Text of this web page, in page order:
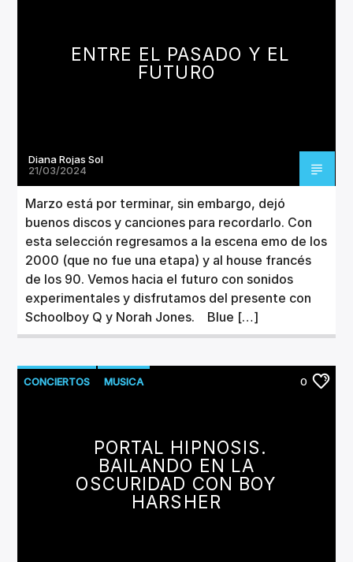
ARTISTA
Invencible Radio
ENTRE EL PASADO Y EL
FUTURO
Diana Rojas Sol
21/03/2024
Marzo está por terminar, sin embargo, dejó
buenos discos y canciones para recordarlo. Con
esta selección regresamos a la escena emo de los
2000 (que no fue una etapa) y al house francés
de los 90. Vemos hacia el futuro con sonidos
experimentales y disfrutamos del presente con
Schoolboy Q y Norah Jones. Blue […]
CONCIERTOS MUSICA 0
PORTAL HIPNOSIS.
BAILANDO EN LA
OSCURIDAD CON BOY
HARSHER